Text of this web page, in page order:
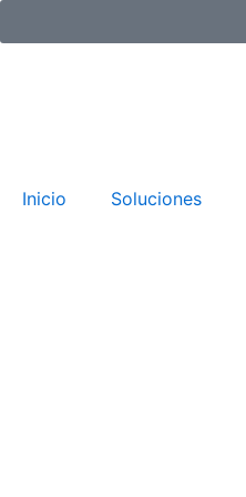
contenido
Inicio Soluciones